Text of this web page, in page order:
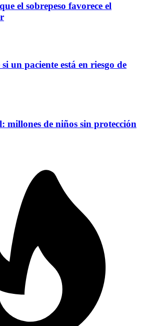
el sobrepeso favorece el
un paciente está en riesgo de
millones de niños sin protección